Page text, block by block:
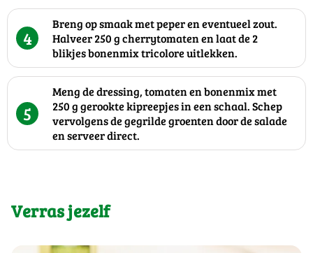
4
Breng op smaak met peper en eventueel zout.
Halveer 250 g cherrytomaten en laat de 2
blikjes bonenmix tricolore uitlekken.
5
Meng de dressing, tomaten en bonenmix met
250 g gerookte kipreepjes in een schaal. Schep
vervolgens de gegrilde groenten door de salade
en serveer direct.
Verras jezelf